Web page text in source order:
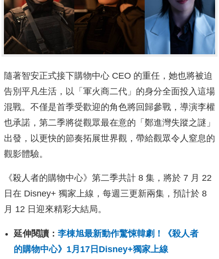
隨著智安正式接下購物中心 CEO 的重任，她也將被迫
告別平凡生活，以「軍火商二代」的身分全面投入這場
混戰。不僅是首季受歡迎的角色將回歸參戰，導演李權
也承諾，第二季將從觀眾最在意的「鄭進灣失蹤之謎」
出發，以更快的節奏拓展世界觀，帶給觀眾令人窒息的
觀影體驗。
《殺人者的購物中心》第二季共計 8 集，將於 7 月 22
日在 Disney+ 獨家上線，每週三更新兩集，預計於 8
月 12 日迎來精彩大結局。
延伸閱讀： 李棟旭最新動作驚悚韓劇！《殺人者
的購物中心》1月17日Disney+獨家上線